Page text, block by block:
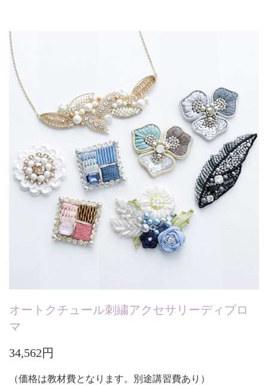
オートクチュール刺繍アクセサリーディプロ
マ
34,562円
（価格は教材費となります。別途講習費あり ）